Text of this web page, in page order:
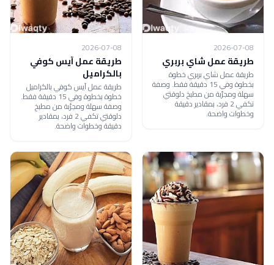
2026-07-08
طريقة عمل شاي بربري
طريقة عمل شاي بربري خطوة
بخطوة وفي 15 دقيقة فقط. وصفة
سهلة ومجرّبة من مطبخ دلوقتي
تكفي 2 فرد، بمقادير دقيقة
وخطوات واضحة.
2026-07-08
طريقة عمل آيس كوفي
بالكراميل
طريقة عمل آيس كوفي بالكراميل
خطوة بخطوة وفي 15 دقيقة فقط.
وصفة سهلة ومجرّبة من مطبخ
دلوقتي تكفي 2 فرد، بمقادير
دقيقة وخطوات واضحة.